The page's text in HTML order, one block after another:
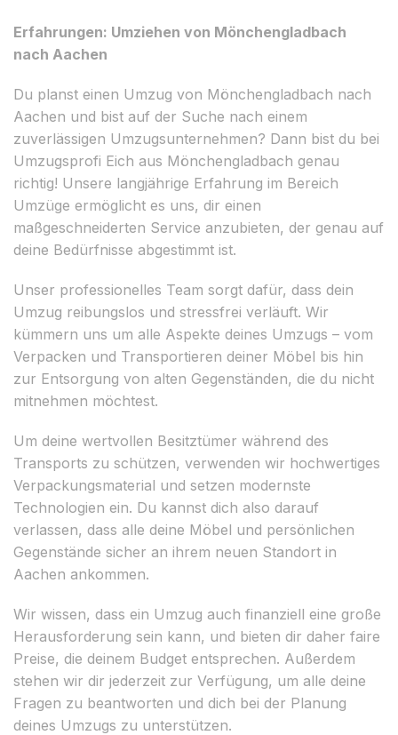
Erfahrungen: Umziehen von Mönchengladbach
nach Aachen
Du planst einen Umzug von Mönchengladbach nach
Aachen und bist auf der Suche nach einem
zuverlässigen Umzugsunternehmen? Dann bist du bei
Umzugsprofi Eich aus Mönchengladbach genau
richtig! Unsere langjährige Erfahrung im Bereich
Umzüge ermöglicht es uns, dir einen
maßgeschneiderten Service anzubieten, der genau auf
deine Bedürfnisse abgestimmt ist.
Unser professionelles Team sorgt dafür, dass dein
Umzug reibungslos und stressfrei verläuft. Wir
kümmern uns um alle Aspekte deines Umzugs – vom
Verpacken und Transportieren deiner Möbel bis hin
zur Entsorgung von alten Gegenständen, die du nicht
mitnehmen möchtest.
Um deine wertvollen Besitztümer während des
Transports zu schützen, verwenden wir hochwertiges
Verpackungsmaterial und setzen modernste
Technologien ein. Du kannst dich also darauf
verlassen, dass alle deine Möbel und persönlichen
Gegenstände sicher an ihrem neuen Standort in
Aachen ankommen.
Wir wissen, dass ein Umzug auch finanziell eine große
Herausforderung sein kann, und bieten dir daher faire
Preise, die deinem Budget entsprechen. Außerdem
stehen wir dir jederzeit zur Verfügung, um alle deine
Fragen zu beantworten und dich bei der Planung
deines Umzugs zu unterstützen.